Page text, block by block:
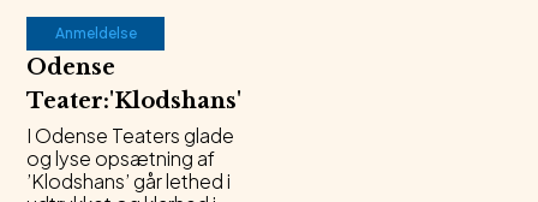
Anmeldelse
Odense
Teater:'Klodshans'
I Odense Teaters glade
og lyse opsætning af
’Klodshans’ går lethed i